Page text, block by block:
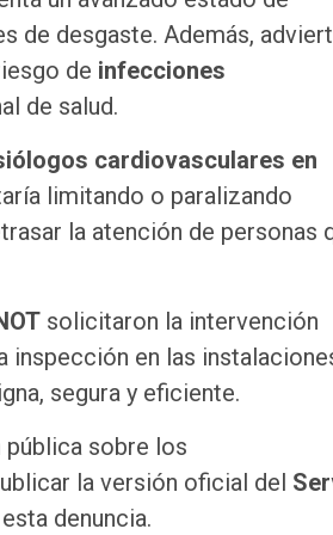
de desgaste. Además,
de infecciones
de salud.
cardiovasculares en
limitando o paralizando
la atención de personas
solicitaron la intervención
inspección en las
segura y eficiente.
pública sobre los
la versión oficial del
denuncia.